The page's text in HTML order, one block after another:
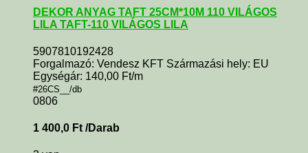
DEKOR ANYAG TAFT 25CM*10M 110 VILÁGOS
LILA TAFT-110 VILÁGOS LILA
5907810192428
Forgalmazó: Vendesz KFT Származási hely: EU
Egységár: 140,00 Ft/m
#26CS__/db
0806
1 400,0 Ft /Darab